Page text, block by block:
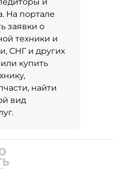
На портале
заявки о
техники и
СНГ и других
купить
найти
вид